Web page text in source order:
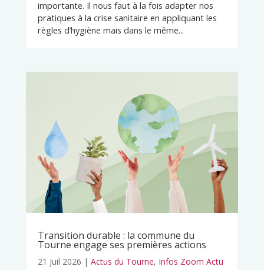
importante. Il nous faut à la fois adapter nos
pratiques à la crise sanitaire en appliquant les
règles d’hygiène mais dans le même...
Transition durable : la commune du
Tourne engage ses premières actions
21 Juil 2026 | Actus du Tourne, Infos Zoom Actu